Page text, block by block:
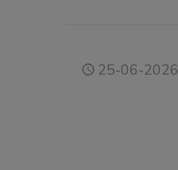
25-06-2026